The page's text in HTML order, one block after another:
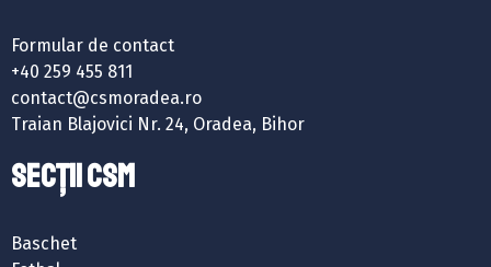
Formular de contact
+40 259 455 811
contact@csmoradea.ro
Traian Blajovici Nr. 24, Oradea, Bihor
SECȚII CSM
Baschet